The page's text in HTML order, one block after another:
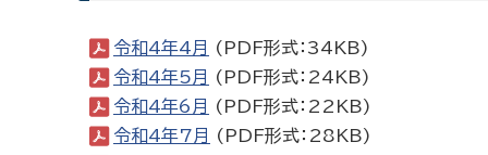
令和4年4月
(PDF形式：34KB)
令和4年5月
(PDF形式：24KB)
令和4年6月
(PDF形式：22KB)
令和4年7月
(PDF形式：28KB)